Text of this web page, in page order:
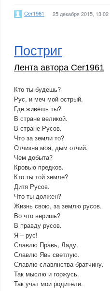
Cer1961 25 декабря 2015, 13:02
Постриг
Лента автора Cer1961
Кто ты будешь?
Рус, и меч мой острый.
Где живёшь ты?
В стране великой.
В стране Русов.
Что за земли то?
Отчизна моя, дым отчий.
Чем добыта?
Кровью предков.
Кто ты той земле?
Дитя Русов.
Что ты должен?
Жизнь свою, за землю русов.
Во что веришь?
В правду русов.
Я – рус!
Славлю Правь, Ладу.
Славлю Явь светлую.
Славлю славянства братчину.
Так мыслю и горжусь.
Так учат мои родители.